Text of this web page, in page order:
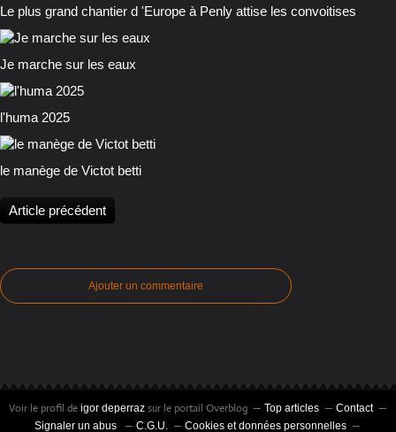
Le plus grand chantier d 'Europe à Penly attise les convoitises
Je marche sur les eaux
l'huma 2025
le manège de Victot betti
Article précédent
Ajouter un commentaire
Voir le profil de igor deperraz sur le portail Overblog Top articles
Contact
Signaler un abus
C.G.U. Cookies et données personnelles